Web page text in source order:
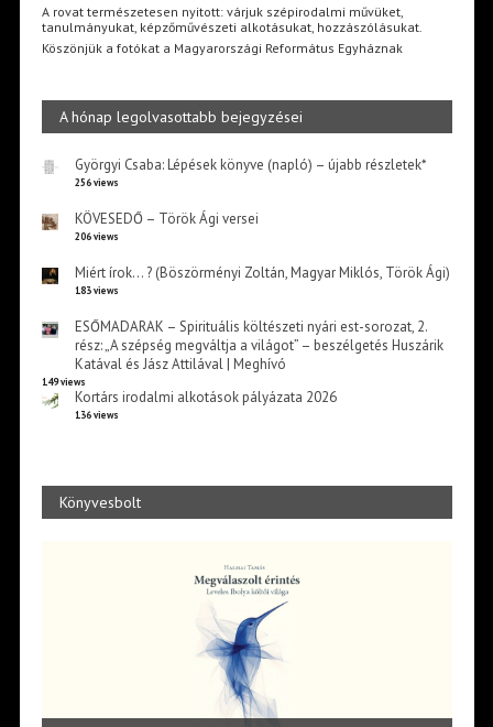
A rovat természetesen nyitott: várjuk szépirodalmi művüket,
tanulmányukat, képzőművészeti alkotásukat, hozzászólásukat.
Köszönjük a fotókat a Magyarországi Református Egyháznak
A hónap legolvasottabb bejegyzései
Györgyi Csaba: Lépések könyve (napló) – újabb részletek*
256 views
KÖVESEDŐ – Török Ági versei
206 views
Miért írok… ? (Böszörményi Zoltán, Magyar Miklós, Török Ági)
183 views
ESŐMADARAK – Spirituális költészeti nyári est-sorozat, 2.
rész: „A szépség megváltja a világot” – beszélgetés Huszárik
Katával és Jász Attilával | Meghívó
149 views
Kortárs irodalmi alkotások pályázata 2026
136 views
Könyvesbolt